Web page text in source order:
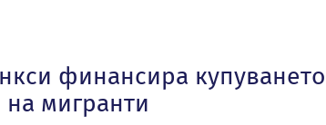
финансира купуването
на мигранти